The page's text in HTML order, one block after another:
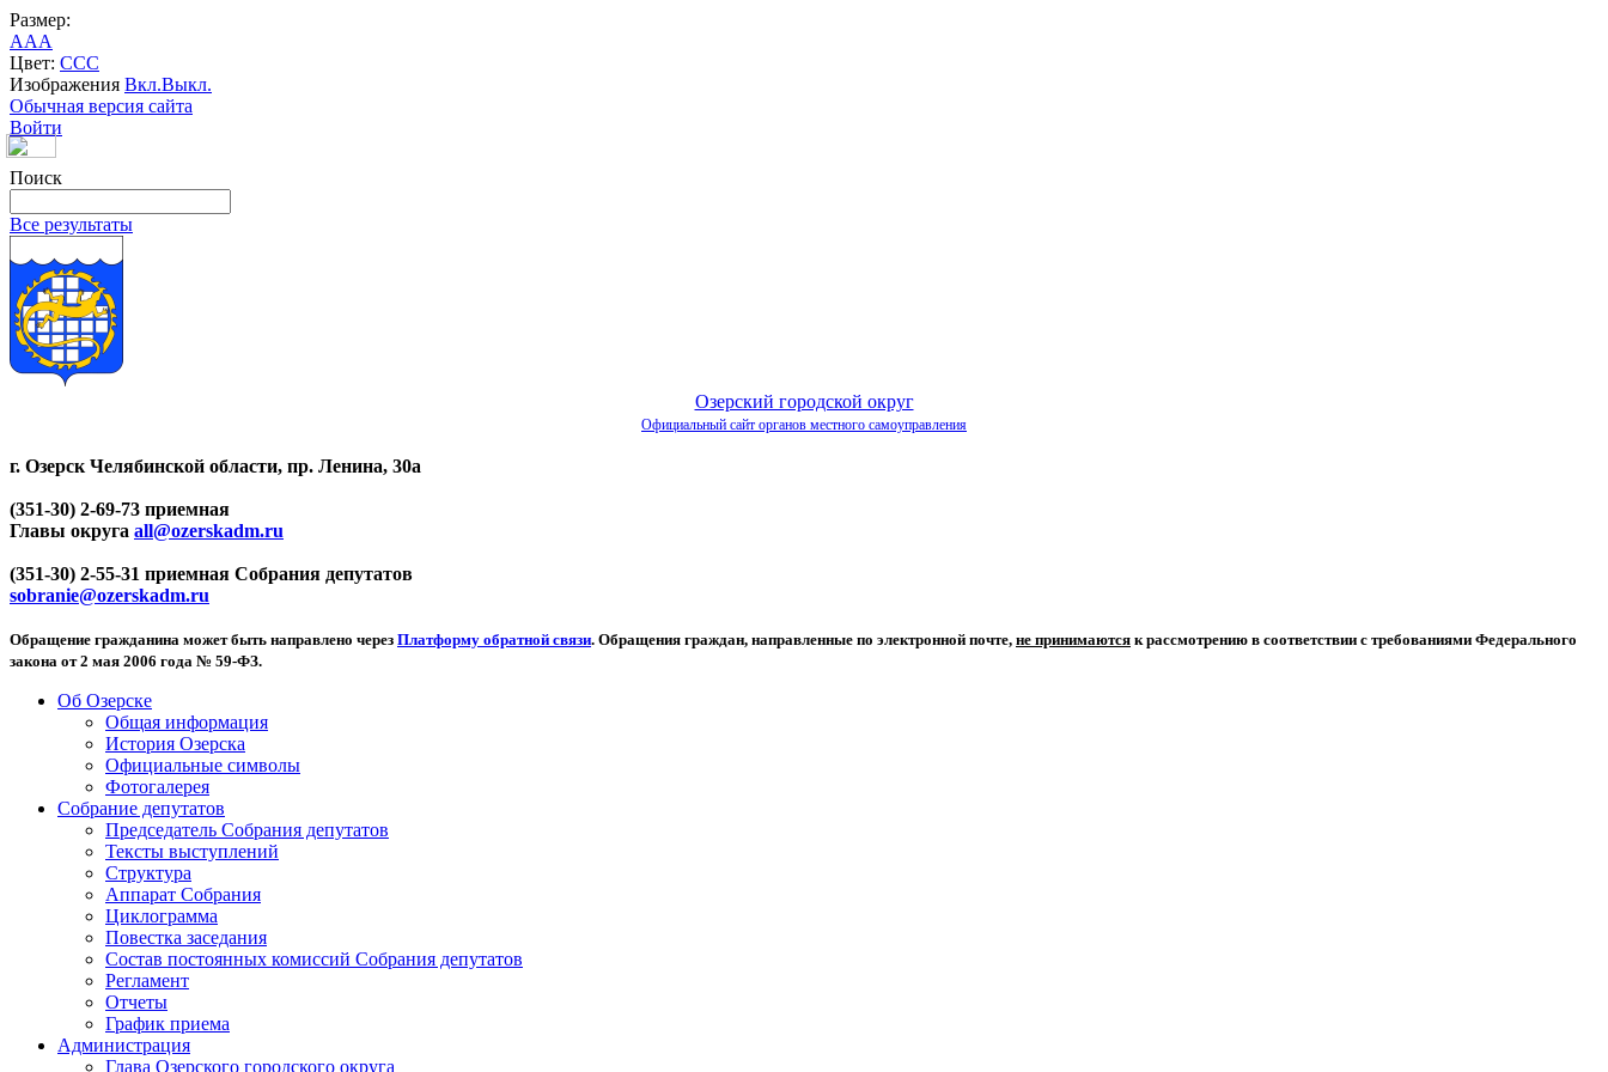
Размер:
AAA
Цвет: CCC
Изображения Вкл.Выкл.
Обычная версия сайта
Войти
Поиск
Все результаты
Озерский городской округ
Официальный сайт органов местного самоуправления
г. Озерск Челябинской области, пр. Ленина, 30а
(351-30) 2-69-73 приемная
Главы округа all@ozerskadm.ru
(351-30) 2-55-31 приемная Собрания депутатов
sobranie@ozerskadm.ru
Обращение гражданина может быть направлено через Платформу обратной связи. Обращения граждан, направленные по электронной почте, не принимаются к рассмотрению в соответствии с требованиями Федерального
закона от 2 мая 2006 года № 59-ФЗ.
Об Озерске
Общая информация
История Озерска
Официальные символы
Фотогалерея
Собрание депутатов
Председатель Собрания депутатов
Тексты выступлений
Структура
Аппарат Собрания
Циклограмма
Повестка заседания
Состав постоянных комиссий Собрания депутатов
Регламент
Отчеты
График приема
Администрация
Глава Озерского городского округа